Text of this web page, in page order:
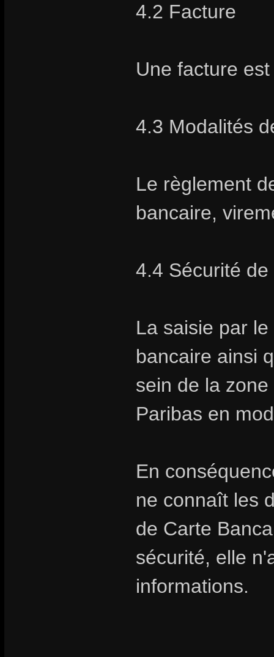
4.2 Facture
Une facture
4.3 Modalités
Le règlement
bancaire,
4.4 Sécurité
La saisie par
bancaire ainsi
sein de la
Paribas en
En
ne connaît les
de Carte
sécurité, elle
informations.